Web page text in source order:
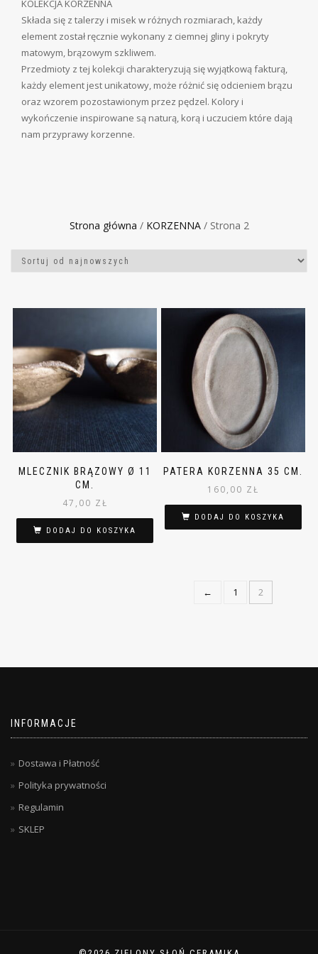
KOLEKCJA KORZENNA
Składa się z talerzy i misek w różnych rozmiarach, każdy
element został ręcznie wykonany z ciemnej gliny i pokryty
matowym, brązowym szkliwem.
Przedmioty z tej kolekcji charakteryzują się wyjątkową fakturą,
każdy element jest unikatowy, może różnić się odcieniem brązu
oraz wzorem pozostawionym przez pędzel. Kolory i
wykończenie inspirowane są naturą, korą i uczuciem które dają
nam przyprawy korzenne.
Strona główna / KORZENNA/ Strona 2
MLECZNIK BRĄZOWY Ø 11
CM.
47,00 ZŁ
DODAJ DO KOSZYKA
PATERA KORZENNA 35 CM.
160,00 ZŁ
DODAJ DO KOSZYKA
← 1 2
INFORMACJE
Dostawa i Płatność
Polityka prywatności
Regulamin
SKLEP